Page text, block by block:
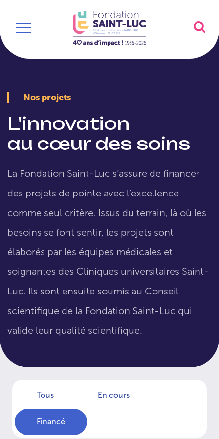
Nos projets
L'innovation
au cœur des soins
La Fondation Saint-Luc s’assure de financer
des projets de pointe avec l’excellence
comme seul critère. Issus du terrain, là où les
besoins se font sentir, les projets sont
élaborés par les équipes médicales et
soignantes des Cliniques universitaires Saint-
Luc. Ils sont ensuite soumis au Conseil
scientifique de la Fondation Saint-Luc qui
valide leur qualité scientifique.
Tous En cours
Financé